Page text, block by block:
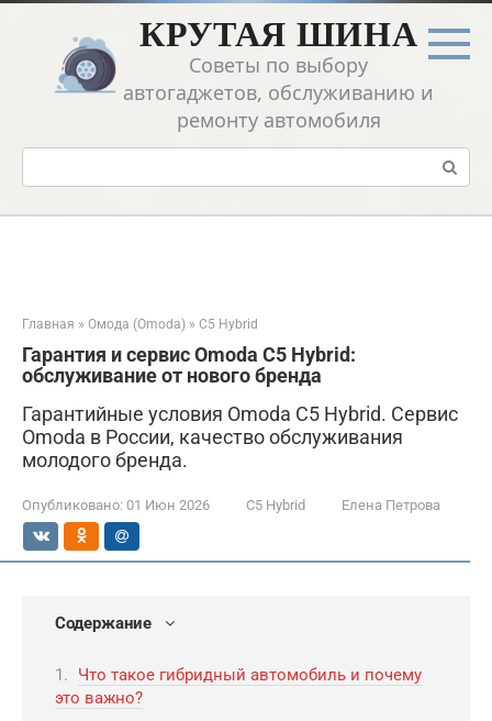
Перейти
контенту
КРУТАЯ ШИНА
Советы по выбору
автогаджетов, обслуживанию и
ремонту автомобиля
Поиск:
Главная » Омода (Omoda) » C5 Hybrid
Гарантия и сервис Omoda C5 Hybrid:
обслуживание от нового бренда
Гарантийные условия Omoda C5 Hybrid. Сервис
Omoda в России, качество обслуживания
молодого бренда.
Опубликовано: 01 Июн 2026 C5 Hybrid Елена Петрова
Содержание
Что такое гибридный автомобиль и почему
это важно?